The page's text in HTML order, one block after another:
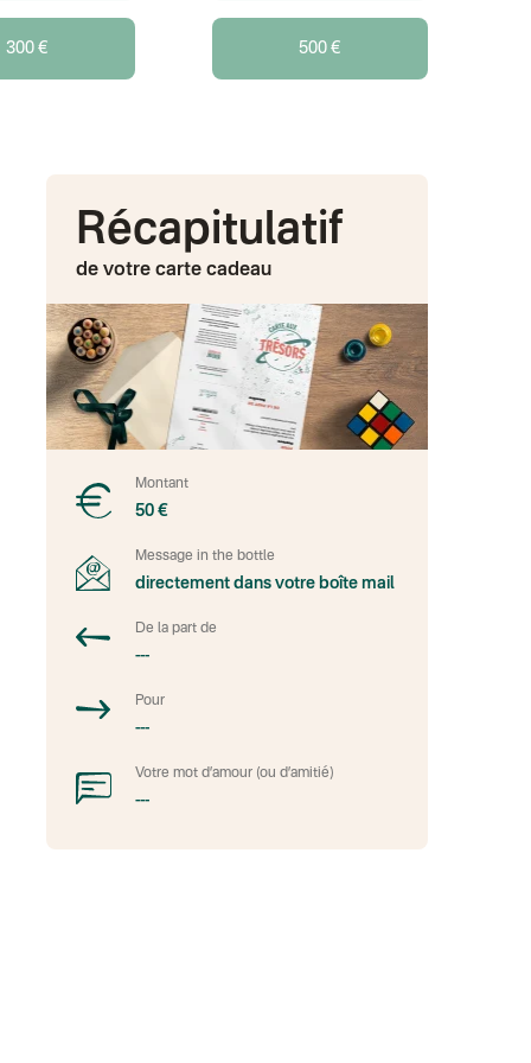
300 € 500 €
Récapitulatif
de votre carte cadeau
Montant
50 €
Message in the bottle
directement dans votre boîte mail
De la part de
---
Pour
---
Votre mot d’amour (ou d’amitié)
---